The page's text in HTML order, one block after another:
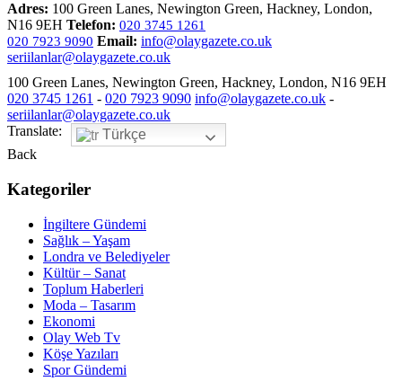
Adres: 100 Green Lanes, Newington Green, Hackney, London,
N16 9EH Telefon: 020 3745 1261
020 7923 9090 Email: info@olaygazete.co.uk
seriilanlar@olaygazete.co.uk
100 Green Lanes, Newington Green, Hackney, London, N16 9EH
020 3745 1261 - 020 7923 9090 info@olaygazete.co.uk -
seriilanlar@olaygazete.co.uk
Translate:
Türkçe
Back
Kategoriler
İngiltere Gündemi
Sağlık – Yaşam
Londra ve Belediyeler
Kültür – Sanat
Toplum Haberleri
Moda – Tasarım
Ekonomi
Olay Web Tv
Köşe Yazıları
Spor Gündemi